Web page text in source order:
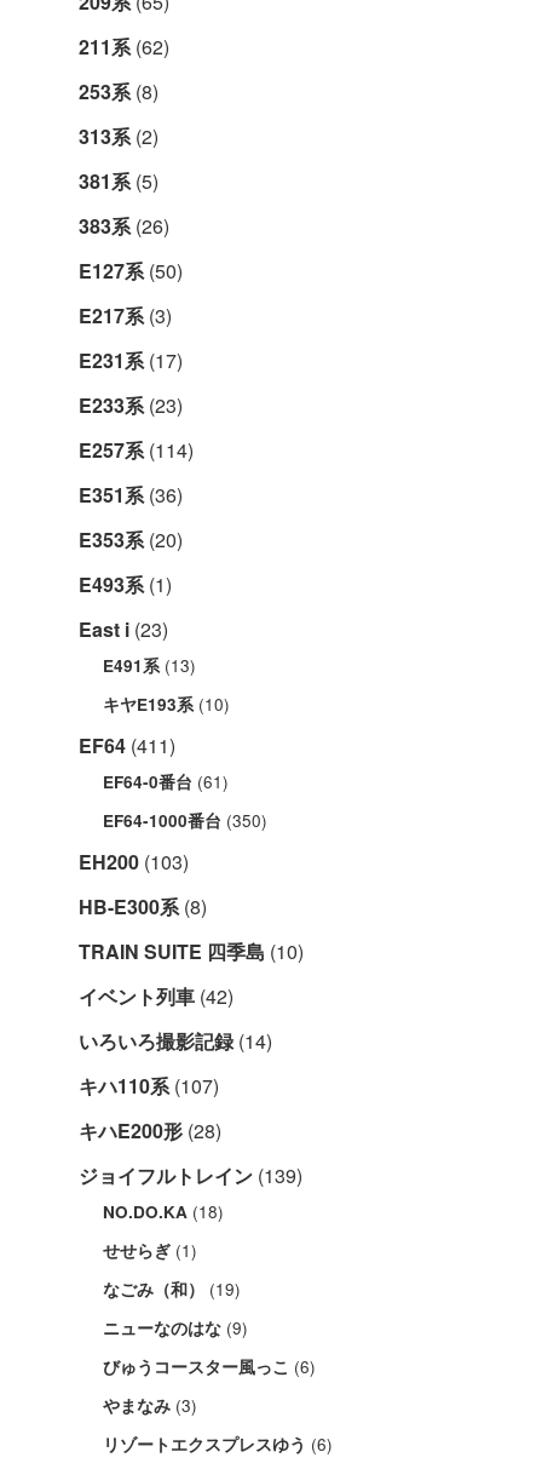
211系(62)
253系(8)
313系(2)
381系(5)
383系(26)
E127系(50)
E217系(3)
E231系(17)
E233系(23)
E257系(114)
E351系(36)
E353系(20)
E493系(1)
East i (23)
E491系(13)
キヤE193系(10)
EF64 (411)
EF64-0番台 (61)
EF64-1000番台 (350)
EH200 (103)
HB-E300系(8)
TRAIN SUITE 四季島 (10)
イベント列車 (42)
いろいろ撮影記録(14)
キハ110系(107)
キハE200形 (28)
ジョイフルトレイン (139)
NO.DO.KA (18)
せせらぎ (1)
なごみ（和） (19)
ニューなのはな (9)
びゅうコースター風っこ (6)
やまなみ (3)
リゾートエクスプレスゆう (6)